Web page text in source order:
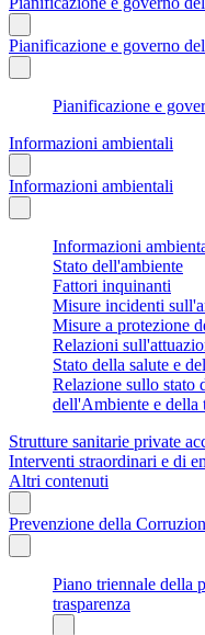
Pianificazione e governo
Pianificazione e
Informazioni ambientali
Informazioni ambientali
Informazioni
Stato dell'ambiente
Fattori inquinanti
Misure incidenti
Misure a protezione
Relazioni
Stato della salute e
Relazione sullo stato
dell'Ambiente e della
Strutture sanitarie private
Interventi straordinari e di
Altri contenuti
Prevenzione della
Piano triennale della
trasparenza